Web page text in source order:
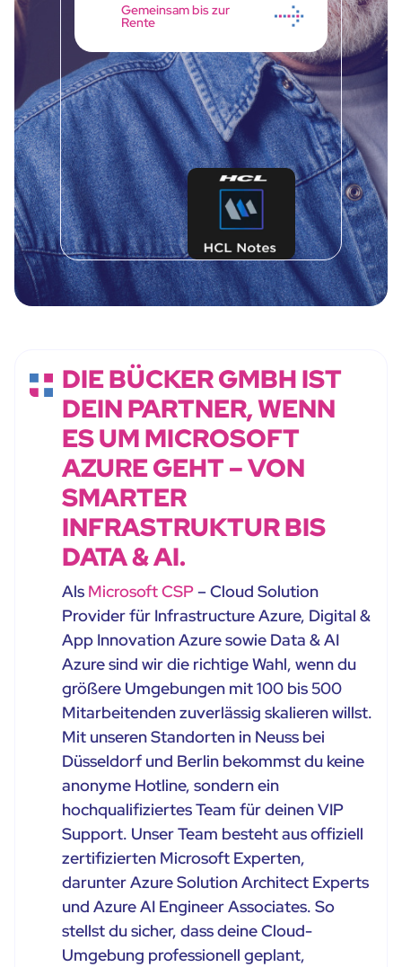
Gemeinsam bis zur
Rente
DIE BÜCKER GMBH IST
DEIN PARTNER, WENN
ES UM MICROSOFT
AZURE GEHT – VON
SMARTER
INFRASTRUKTUR BIS
DATA & AI.
Als Microsoft CSP– Cloud Solution
Provider für Infrastructure Azure, Digital &
App Innovation Azure sowie Data & AI
Azure sind wir die richtige Wahl, wenn du
größere Umgebungen mit 100 bis 500
Mitarbeitenden zuverlässig skalieren willst.
Mit unseren Standorten in Neuss bei
Düsseldorf und Berlin bekommst du keine
anonyme Hotline, sondern ein
hochqualifiziertes Team für deinen VIP
Support. Unser Team besteht aus offiziell
zertifizierten Microsoft Experten,
darunter Azure Solution Architect Experts
und Azure AI Engineer Associates. So
stellst du sicher, dass deine Cloud-
Umgebung professionell geplant,